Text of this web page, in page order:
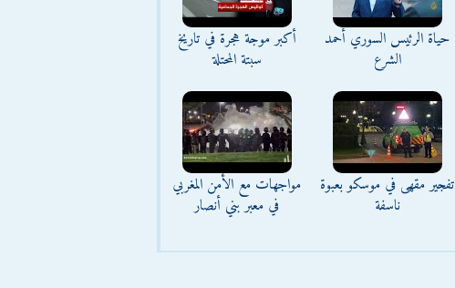
حياة الرئيس السوري أحمد
الشرع
أكبر موجة هجرة في تاريخ
سبتة المحتلة
تفجير مقهى في موسكو بعبوة
ناسفة
مواجهات مع الأمن المغربي
في معبر بني أنصار